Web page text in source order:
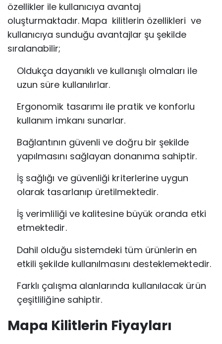
özellikler ile kullanıcıya avantaj
oluşturmaktadır. Mapa kilitlerin özellikleri ve
kullanıcıya sunduğu avantajlar şu şekilde
sıralanabilir;
Oldukça dayanıklı ve kullanışlı olmaları ile
uzun süre kullanılırlar.
Ergonomik tasarımı ile pratik ve konforlu
kullanım imkanı sunarlar.
Bağlantının güvenli ve doğru bir şekilde
yapılmasını sağlayan donanıma sahiptir.
İş sağlığı ve güvenliği kriterlerine uygun
olarak tasarlanıp üretilmektedir.
İş verimliliği ve kalitesine büyük oranda etki
etmektedir.
Dahil olduğu sistemdeki tüm ürünlerin en
etkili şekilde kullanılmasını desteklemektedir.
Farklı çalışma alanlarında kullanılacak ürün
çeşitliliğine sahiptir.
Mapa Kilitlerin Fiyayları